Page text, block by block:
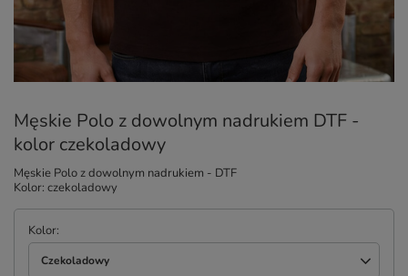
Męskie Polo z dowolnym nadrukiem DTF -
kolor czekoladowy
Męskie Polo z dowolnym nadrukiem - DTF
Kolor: czekoladowy
Kolor
Czekoladowy